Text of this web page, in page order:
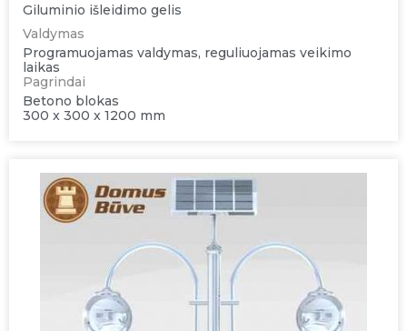
Giluminio išleidimo gelis
Valdymas
Programuojamas valdymas, reguliuojamas veikimo
laikas
Pagrindai
Betono blokas
300 x 300 x 1200 mm